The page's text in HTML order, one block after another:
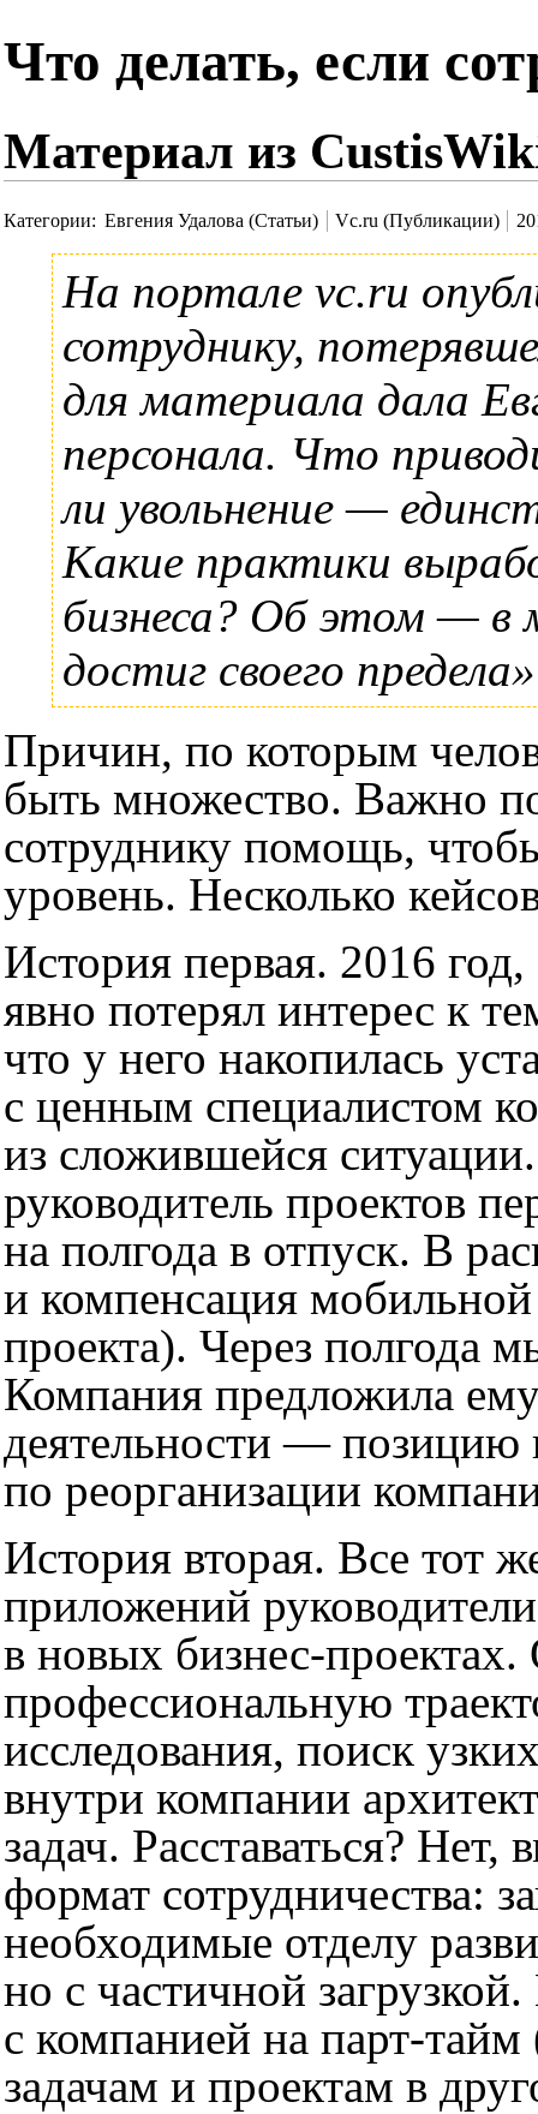
Что делать, если
Материал из
Категории: Евгения Удалова (Статьи) Vc.ru (Публикации)
На портале vc.ru
сотруднику,
для материала дала
персонала. Что
ли увольнение —
Какие практики
бизнеса? Об этом — в
достиг своего предела»
Причин, по которым
быть множество. Важно
сотруднику помощь,
уровень. Несколько
История первая. 2016
явно потерял интерес к
что у него накопилась
с ценным специалистом
из сложившейся
руководитель проектов
на полгода в отпуск. В
и компенсация мобильной
проекта). Через полгода
Компания предложила
деятельности — позицию
по реорганизации
История вторая. Все тот
приложений
в новых бизнес-
профессиональную
исследования, поиск
внутри компании
задач. Расставаться?
формат сотрудничества:
необходимые отделу
но с частичной
с компанией на парт-тайм
задачам и проектам в